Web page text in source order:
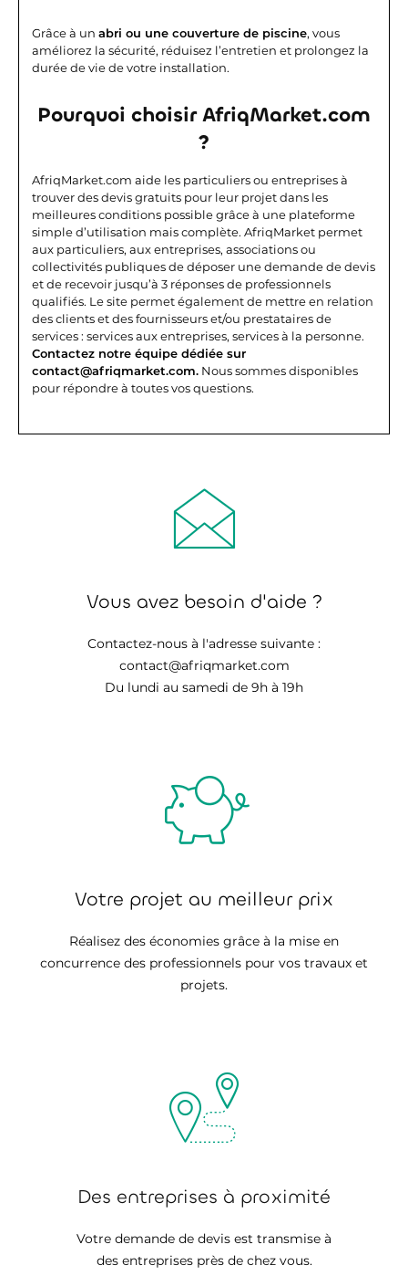
Grâce à un abri ou une couverture de piscine, vous
améliorez la sécurité, réduisez l’entretien et prolongez la
durée de vie de votre installation.
Pourquoi choisir AfriqMarket.com
?
AfriqMarket.com aide les particuliers ou entreprises à
trouver des devis gratuits pour leur projet dans les
meilleures conditions possible grâce à une plateforme
simple d’utilisation mais complète. AfriqMarket permet
aux particuliers, aux entreprises, associations ou
collectivités publiques de déposer une demande de devis
et de recevoir jusqu’à 3 réponses de professionnels
qualifiés. Le site permet également de mettre en relation
des clients et des fournisseurs et/ou prestataires de
services : services aux entreprises, services à la personne.
Contactez notre équipe dédiée sur
contact@afriqmarket.com. Nous sommes disponibles
pour répondre à toutes vos questions.
Vous avez besoin d'aide ?
Contactez-nous à l'adresse suivante :
contact@afriqmarket.com
Du lundi au samedi de 9h à 19h
Votre projet au meilleur prix
Réalisez des économies grâce à la mise en
concurrence des professionnels pour vos travaux et
projets.
Des entreprises à proximité
Votre demande de devis est transmise à
des entreprises près de chez vous.